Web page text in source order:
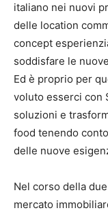
italiano nei nuovi
delle location
concept
soddisfare le
Ed è proprio per
voluto esserci con
soluzioni e
food tenendo
delle nuove
Nel corso della
mercato